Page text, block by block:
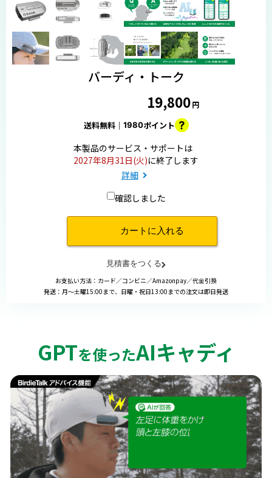
バーディ・トーク
19,800
送料無料｜ 1980ポイント
本製品のサービス・サポートは
2027年8月31日(火)に終了します
詳細
確認しました
お支払い方法：カード／コンビニ／Amazonpay／代金引換
発送：月〜土曜15:00まで、日曜・祝日13:00までの注文は即日発送
GPTを使ったAIキャディ